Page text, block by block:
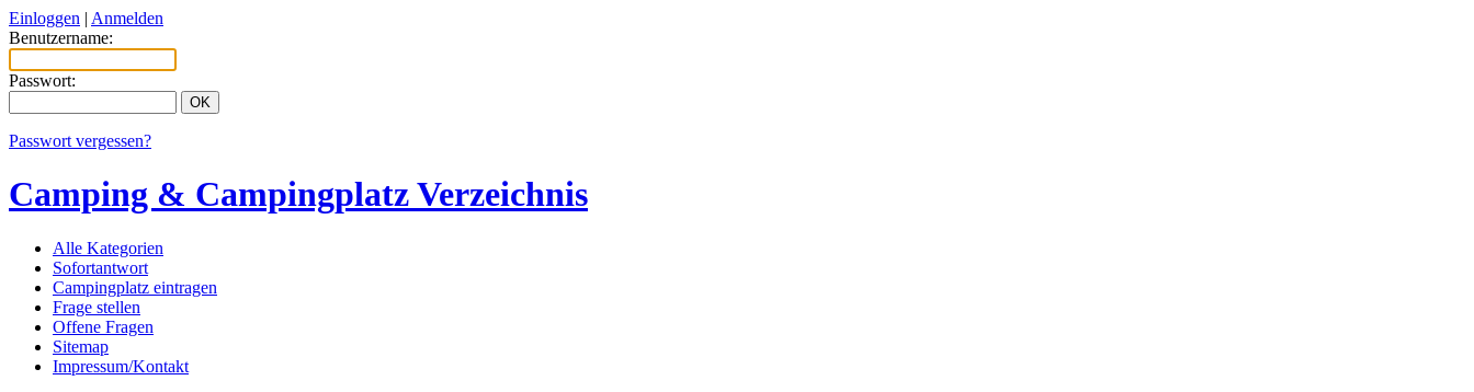
Einloggen | Anmelden
Benutzername:
Passwort:
Passwort vergessen?
Camping & Campingplatz Verzeichnis
Alle Kategorien
Sofortantwort
Campingplatz eintragen
Frage stellen
Offene Fragen
Sitemap
Impressum/Kontakt